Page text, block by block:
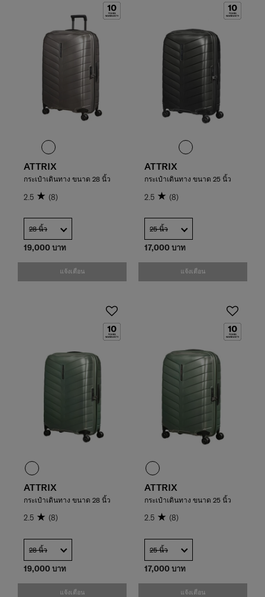
19,000 บาท
แจ้งเตือน
ATTRIX
กระเป๋าเดินทาง ขนาด 28 นิ้ว
2.5 (8)
28 นิ้ว
17,000 บาท
แจ้งเตือน
ATTRIX
กระเป๋าเดินทาง ขนาด 25 นิ้ว
2.5 (8)
25 นิ้ว
19,000 บาท
แจ้งเตือน
ATTRIX
กระเป๋าเดินทาง ขนาด 28 นิ้ว
2.5 (8)
28 นิ้ว
17,000 บาท
แจ้งเตือน
ATTRIX
กระเป๋าเดินทาง ขนาด 25 นิ้ว
2.5 (8)
25 นิ้ว